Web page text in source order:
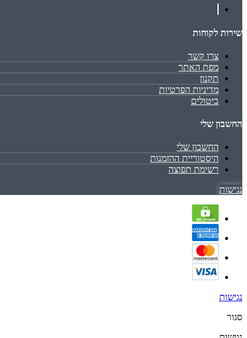
שירות לקוחות
צרו קשר
מפת האתר
תקנון
מדיניות הפרטיות
ביטולים
החשבון שלי
החשבון שלי
היסטוריית ההזמנות
רשימת תפוצה
נגישות
נגישות
סגור